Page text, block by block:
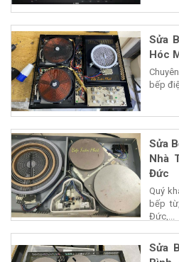
Sửa
Hóc
bếp
Sửa
Nhà
Đức
Quý
bếp
Đức,...
Sửa